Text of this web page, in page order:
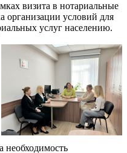
визита в нотариальные
организации условий для
услуг населению.
необходимость